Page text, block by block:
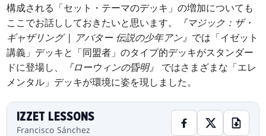
構成される「セット・テーマのデッキ」の増加についても
ここでお話ししておきたいと思います。
『マジック：ザ・
ギャザリング | アバター 伝説の少年アン』 では「イゼット
講義」デッキと「同盟者」のタイプ的デッキがスタンダー
ドに登場し、
『ローウィンの昏明』
ではさまざまな「エレ
メンタル」デッキが環境に姿を現しました。
IZZET LESSONS
Francisco Sánchez